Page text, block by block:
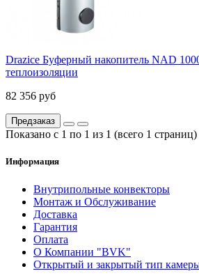
Drazice Буферный накопитель NAD
теплоизоляции
82 356 руб
Предзаказ
Показано с 1 по 1 из 1 (всего 1 страниц)
Информация
Внутрипольные конвекторы
Монтаж и Обслуживание
Доставка
Гарантия
Оплата
О Компании "BVK"
Открытый и закрытый тип